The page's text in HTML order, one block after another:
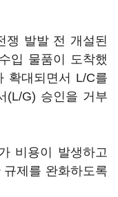
쟁 발발 전 개설된
입 물품이 도착했
확대되면서 L/C를
(L/G) 승인을 거부
비용이 발생하고
제를 완화하도록